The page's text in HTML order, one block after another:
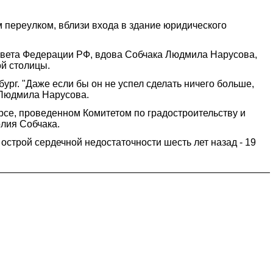
вблизи входа в здание юридического
Федерации РФ, вдова Собчака Людмила Hарусова,
столицы.
"Даже если бы он не успел сделать ничего больше,
Нарусова.
проведенном Комитетом по градостроительству и
Собчака.
сердечной недостаточности шесть лет назад - 19